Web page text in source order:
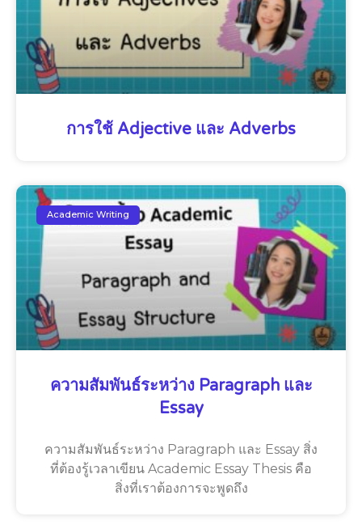
การใช้ Adjective และ Adverbs
Academic Writing
ความสัมพันธ์ระหว่าง Paragraph และ
Essay
ความสัมพันธ์ระหว่าง Paragraph และ Essay สิ่ง
ที่ต้องรู้เวลาเขียน Academic Essay Thesis คือ
สิ่งที่เราต้องการจะพูดถึง